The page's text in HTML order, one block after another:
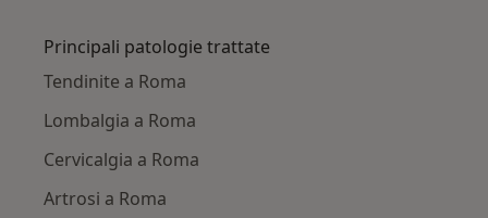
Principali patologie trattate
Tendinite a Roma
Lombalgia a Roma
Cervicalgia a Roma
Artrosi a Roma